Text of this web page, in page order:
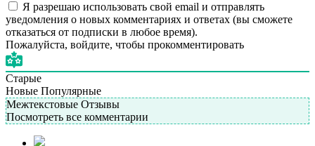
Я разрешаю использовать свой email и отправлять
уведомления о новых комментариях и ответах (вы cможете
отказаться от подписки в любое время).
Пожалуйста, войдите, чтобы прокомментировать
Старые
Новые Популярные
Межтекстовые Отзывы
Посмотреть все комментарии